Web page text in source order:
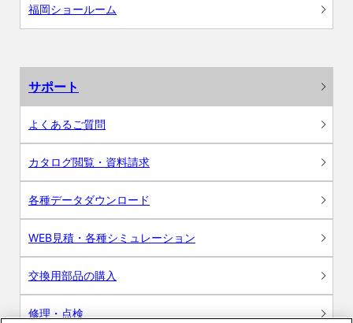
福岡ショールーム
サポート
よくあるご質問
カタログ閲覧・資料請求
各種データダウンロード
WEB見積・各種シミュレーション
交換用部品の購入
修理・点検